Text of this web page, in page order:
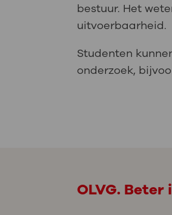
bestuur. Het
uitvoerbaarheid.
Studenten
onderzoek,
OLVG.